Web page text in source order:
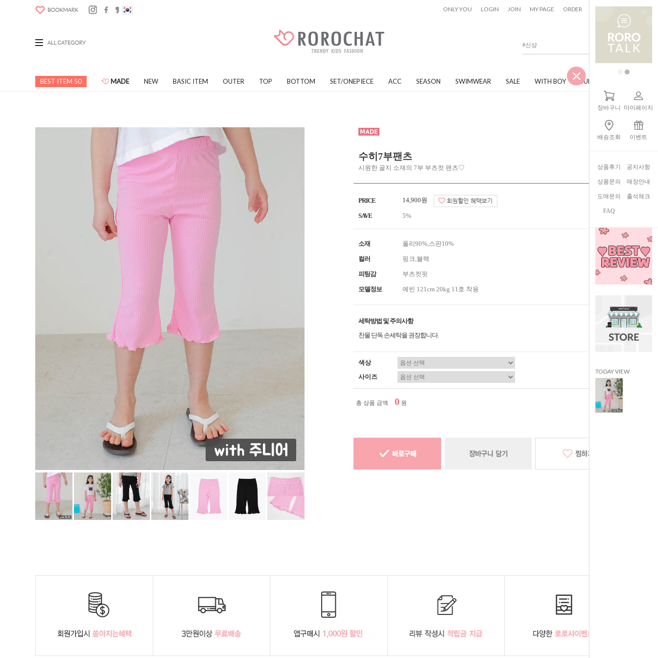
ONLY YOU LOGIN JOIN MY PAGE ORDER CART 0
BEST ITEM 50 MADE NEW BASIC ITEM OUTER TOP BOTTOM SET/ONEPIECE ACC SEASON SWIMWEAR SALE WITH BOY JUNIOR
장바구니 마이페이지
배송조회 이벤트
상품후기 공지사항
상품문의 매장안내
도매문의 출석체크
FAQ
TODAY VIEW
수히7부팬츠
시원한 골지 소재의 7부 부츠컷 팬츠♡
PRICE 14,900원
SAVE 5%
소재 폴리90%,스판10%
컬러 핑크,블랙
피팅감 부츠컷핏
모델정보 예빈 121cm 20kg 11호 착용
세탁방법 및 주의사항
찬물 단독 손세탁을 권장합니다.
색상
사이즈
총 상품 금액 0 원